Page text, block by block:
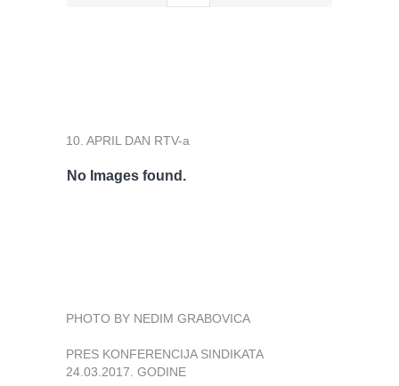
10. APRIL DAN RTV-a
No Images found.
PHOTO BY NEDIM GRABOVICA
PRES KONFERENCIJA SINDIKATA
24.03.2017. GODINE